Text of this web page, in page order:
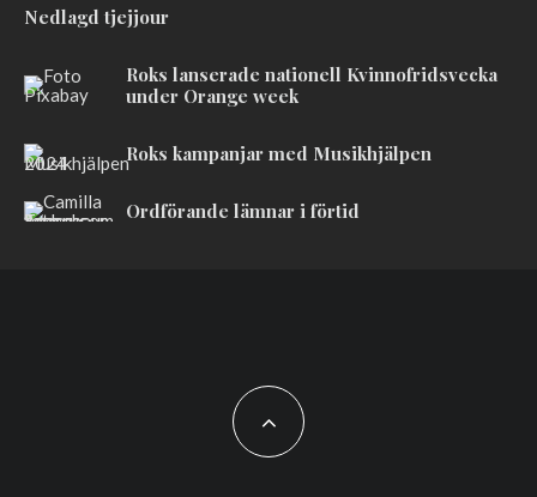
Nedlagd tjejjour
Roks lanserade nationell Kvinnofridsvecka
under Orange week
Roks kampanjar med Musikhjälpen
Ordförande lämnar i förtid